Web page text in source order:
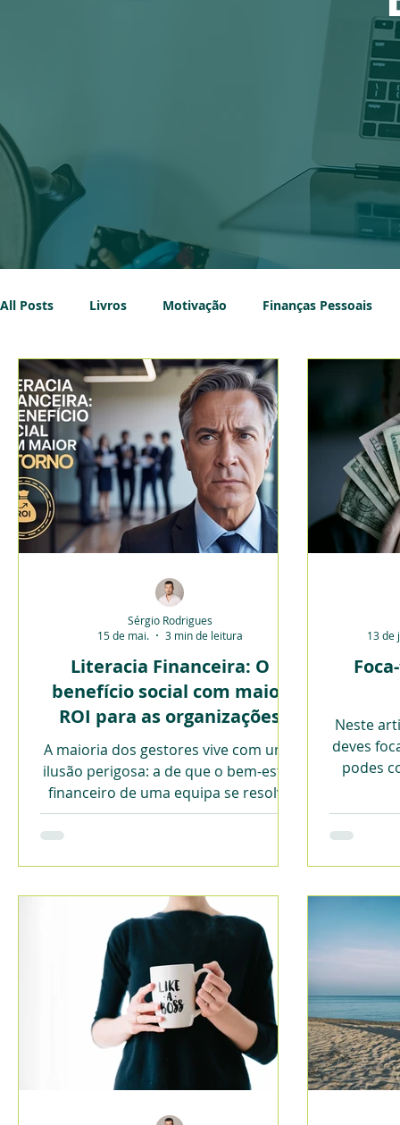
All Posts Livros Motivação Finanças Pessoais
Imobiliário Sustentabilidade
Literacia Financeira: O
benefício social com maior
ROI para as organizações
A maioria dos gestores vive com uma
ilusão perigosa: a de que o bem-estar
financeiro de uma equipa se resolve
exclusivamente no dia do
Sérgio Rodrigues
15 de mai.
3 min de leitura
Neste
deves
podes
13 de